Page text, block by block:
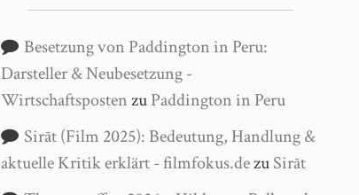
Besetzung von Paddington in Peru:
Darsteller & Neubesetzung -
WirtschaftspostenzuPaddington in Peru
Sirāt (Film 2025): Bedeutung, Handlung &
aktuelle Kritik erklärt - filmfokus.dezuSirāt